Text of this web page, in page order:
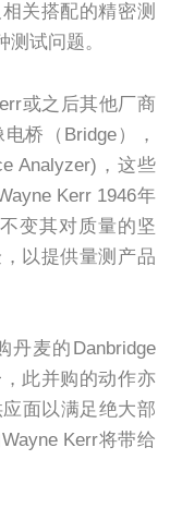
关搭配的精密测
试问题。
或之后其他厂商
桥（Bridge），
Analyzer)，这些
Kerr 1946年
变其对质量的坚
以提供量测产品
丹麦的Danbridge
此并购的动作亦
面以满足绝大部
Kerr将带给